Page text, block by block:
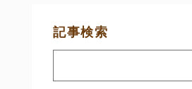
サ
ニ
記事検索